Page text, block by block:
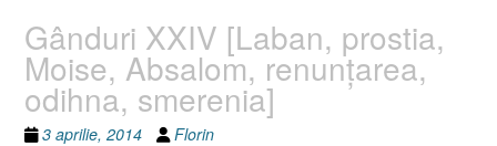
Gânduri XXIV [Laban, prostia,
Moise, Absalom, renunţarea,
odihna, smerenia]
3 aprilie, 2014 Florin